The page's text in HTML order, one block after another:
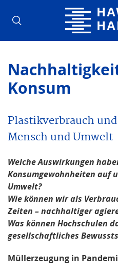
Konsum
Plastikverbrauch
Mensch und Umwelt
Welche Auswirkungen
Konsumgewohnheiten auf
Umwelt?
Wie können wir als
Zeiten – nachhaltiger
Was können Hochschulen
gesellschaftliches
Müllerzeugung in